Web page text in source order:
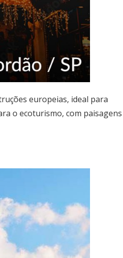
europeias, ideal para
o ecoturismo, com paisagens